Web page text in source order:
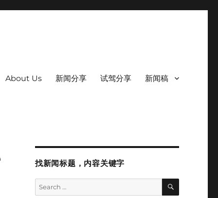
About Us 新闻分享 试驾分享 新闻稿
找新闻标题，内容关键字
Search
for:
SEARCH